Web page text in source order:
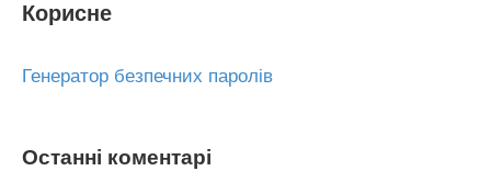
Корисне
Генератор безпечних паролів
Останні коментарі